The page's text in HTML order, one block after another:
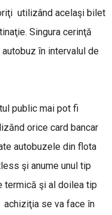
utilizând acelaşi bilet
Singura cerinţă
ȋn intervalul de
public mai pot fi
orice card bancar
autobuzele din flota
şi anume unul tip
termică şi al doilea tip
achiziţia se va face în